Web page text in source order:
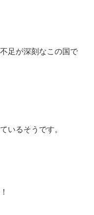
足が深刻なこの国で
いるそうです。